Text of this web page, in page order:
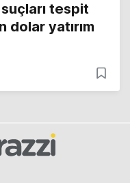
tespit
dolar yatırım